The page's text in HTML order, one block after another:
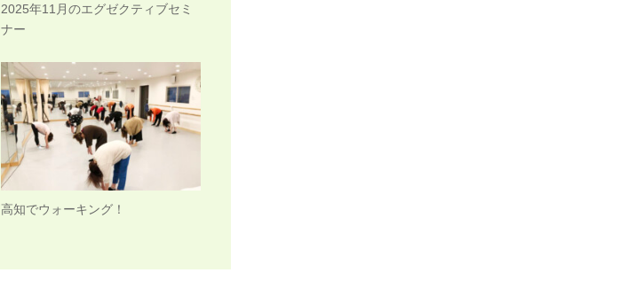
2025年11月のエグゼクティブセミ
ナー
高知でウォーキング！